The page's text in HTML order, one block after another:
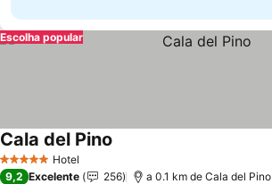
Escolha popular
5 Estrelas Hotel
Cala del Pino
9,2 Excelente 256 a 0.1 km de Cala del Pino